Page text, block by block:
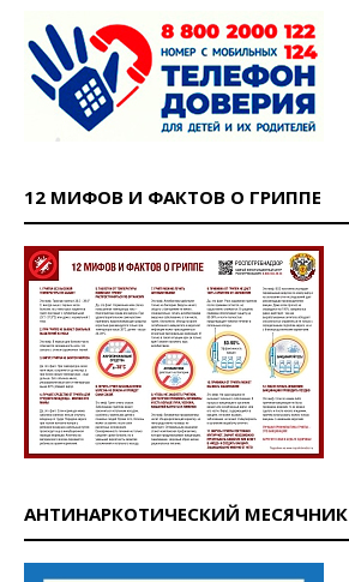
12 МИФОВ И ФАКТОВ О ГРИППЕ
АНТИНАРКОТИЧЕСКИЙ МЕСЯЧНИК